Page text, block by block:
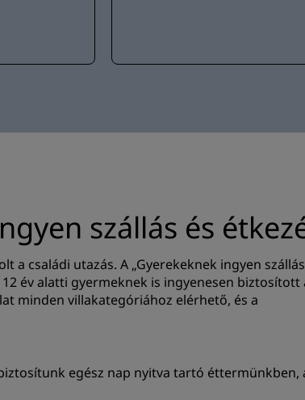
szállás és
a családi utazás. A „Gyerekeknek ingyen
év alatti gyermeknek is ingyenesen biztosított
minden villakategóriához elérhető, és a
egész nap nyitva tartó éttermünkben,